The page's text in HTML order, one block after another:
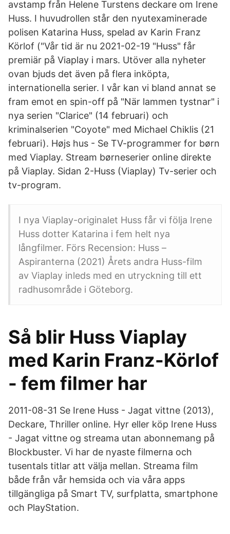
avstamp från Helene Turstens deckare om Irene
Huss. I huvudrollen står den nyutexaminerade
polisen Katarina Huss, spelad av Karin Franz
Körlof ("Vår tid är nu 2021-02-19 "Huss" får
premiär på Viaplay i mars. Utöver alla nyheter
ovan bjuds det även på flera inköpta,
internationella serier. I vår kan vi bland annat se
fram emot en spin-off på "När lammen tystnar" i
nya serien "Clarice" (14 februari) och
kriminalserien "Coyote" med Michael Chiklis (21
februari). Højs hus - Se TV-programmer for børn
med Viaplay. Stream børneserier online direkte
på Viaplay. Sidan 2-Huss (Viaplay) Tv-serier och
tv-program.
I nya Viaplay-originalet Huss får vi följa Irene
Huss dotter Katarina i fem helt nya
långfilmer. Förs Recension: Huss –
Aspiranterna (2021) Årets andra Huss-film
av Viaplay inleds med en utryckning till ett
radhusområde i Göteborg.
Så blir Huss Viaplay
med Karin Franz-Körlof
- fem filmer har
2011-08-31 Se Irene Huss - Jagat vittne (2013),
Deckare, Thriller online. Hyr eller köp Irene Huss
- Jagat vittne og streama utan abonnemang på
Blockbuster. Vi har de nyaste filmerna och
tusentals titlar att välja mellan. Streama film
både från vår hemsida och via våra apps
tillgängliga på Smart TV, surfplatta, smartphone
och PlayStation.